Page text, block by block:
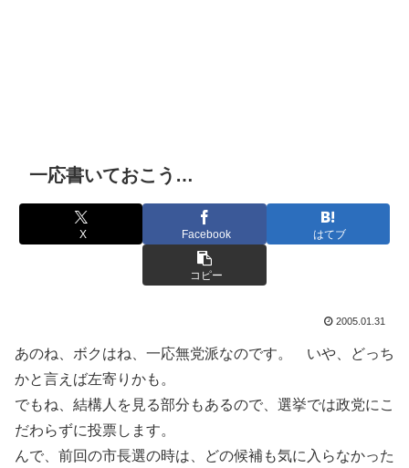
一応書いておこう…
X Facebook はてブ
コピー
2005.01.31
あのね、ボクはね、一応無党派なのです。 いや、どっち
かと言えば左寄りかも。
でもね、結構人を見る部分もあるので、選挙では政党にこ
だわらずに投票します。
んで、前回の市長選の時は、どの候補も気に入らなかった